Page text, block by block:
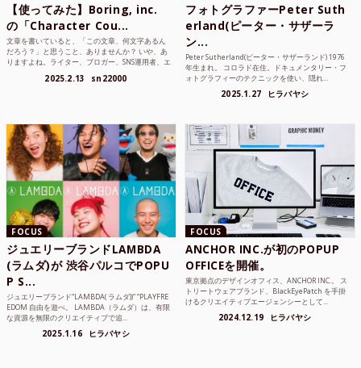
【使ってみた】Boring, inc.
の「Character Cou...
文章を書いていると、「この文章、何文字あるん
だろう？」と思うこと、ありませんか？ いや、あ
りますよね。ライター、ブロガー、SNS運用者、エ
2025.2.13 sn22000
フォトグラファーPeter Suth
erland(ピーター・サザーラ
ン...
Peter Sutherland(ピーター・サザーランド) 1976
年生まれ。 コロラド在住。ドキュメンタリー・フ
ォトグラフィーのテクニックを使い、隠れ...
2025.1.27 ヒラバヤシ
FOCUS
ジュエリーブランドLAMBDA
(ラムダ)が 渋谷パルコでPOPU
P S...
ジュエリーブランド“LAMBDA( ラムダ))” “PLAYFRE
EDOM 自由を遊べ。 LAMBDA（ラムダ）は、有限
な資源を無限のクリエイティブで追...
2025.1.16 ヒラバヤシ
FOCUS
ANCHOR INC.が初のPOPUP
OFFICEを開催。
東京拠点のデザインオフィス、ANCHOR INC.。 ス
トリートウェアブランド、BlackEyePatch を手掛
けるクリエイティブエージェンシーとして...
2024.12.19 ヒラバヤシ